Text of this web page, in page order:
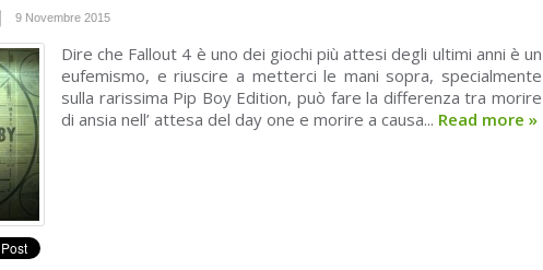
9 Novembre 2015
Dire che Fallout 4 è uno dei giochi più attesi degli ultimi anni è un
eufemismo, e riuscire a metterci le mani sopra, specialmente
sulla rarissima Pip Boy Edition, può fare la differenza tra morire
di ansia nell’ attesa del day one e morire a causa... Read more »